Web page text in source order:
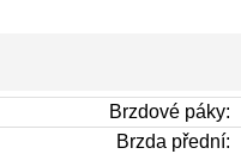
Brzdové páky:
Brzda přední: